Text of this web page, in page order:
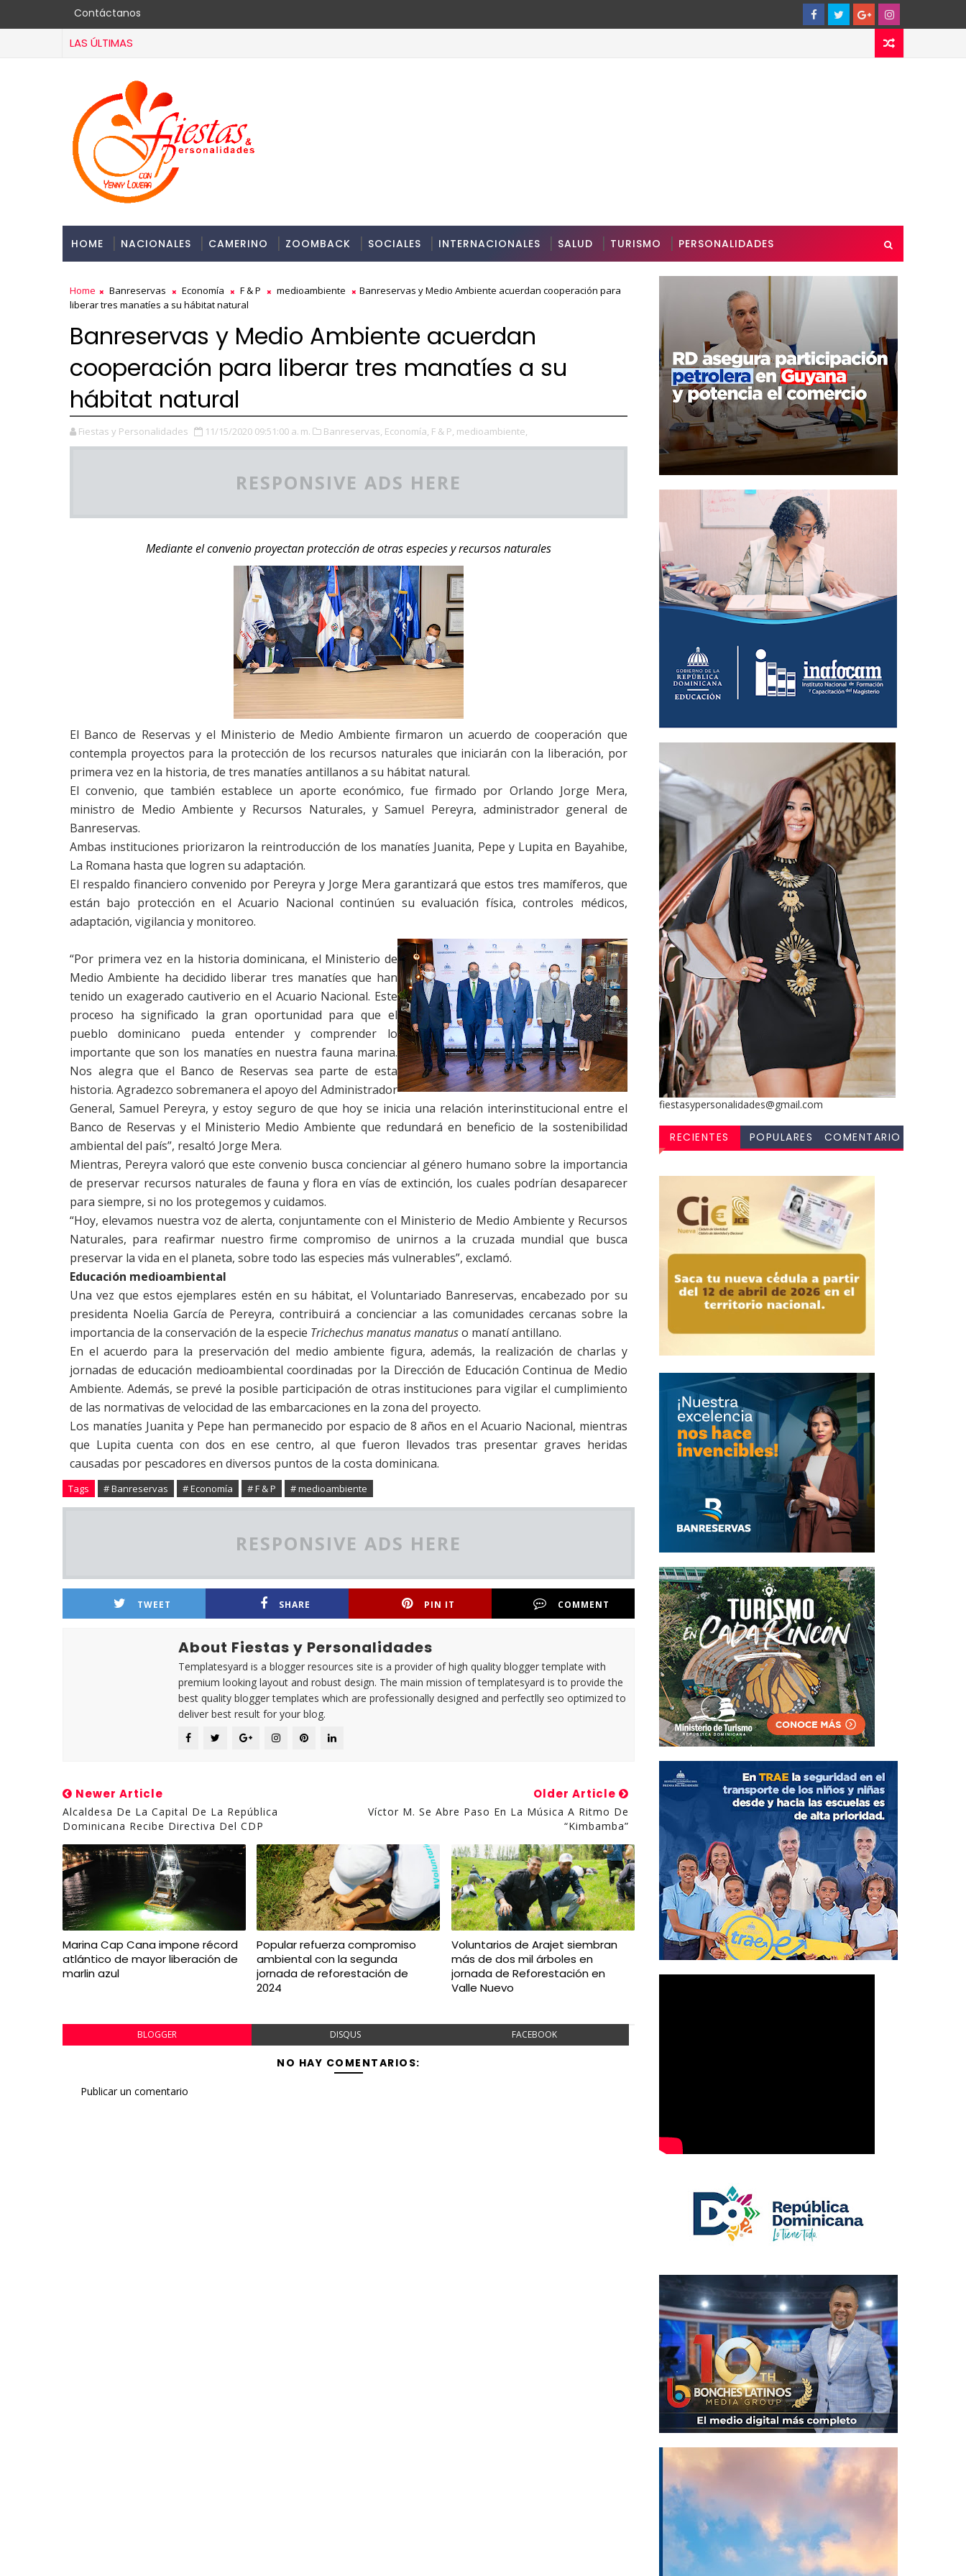
Contáctanos
LAS ÚLTIMAS
HOME NACIONALES CAMERINO ZOOMBACK SOCIALES INTERNACIONALES SALUD TURISMO PERSONALIDADES
Home Banreservas Economía F & P medioambiente
Banreservas y Medio Ambiente acuerdan cooperación para
liberar tres manatíes a su hábitat natural
Banreservas y Medio Ambiente acuerdan
cooperación para liberar tres manatíes a su
hábitat natural
Fiestas y Personalidades 11/15/2020 09:51:00 a. m. Banreservas, Economía, F & P, medioambiente,
RESPONSIVE ADS HERE
Mediante el convenio proyectan protección de otras especies y recursos naturales
El Banco de Reservas y el Ministerio de Medio Ambiente firmaron un acuerdo de cooperación que
contempla proyectos para la protección de los recursos naturales que iniciarán con la liberación, por
primera vez en la historia, de tres manatíes antillanos a su hábitat natural.
El convenio, que también establece un aporte económico, fue firmado por Orlando Jorge Mera,
ministro de Medio Ambiente y Recursos Naturales, y Samuel Pereyra, administrador general de
Banreservas.
Ambas instituciones priorizaron la reintroducción de los manatíes Juanita, Pepe y Lupita en Bayahibe,
La Romana hasta que logren su adaptación.
El respaldo financiero convenido por Pereyra y Jorge Mera garantizará que estos tres mamíferos, que
están bajo protección en el Acuario Nacional continúen su evaluación física, controles médicos,
adaptación, vigilancia y monitoreo.
“Por primera vez en la historia dominicana, el Ministerio de
Medio Ambiente ha decidido liberar tres manatíes que han
tenido un exagerado cautiverio en el Acuario Nacional. Este
proceso ha significado la gran oportunidad para que el
pueblo dominicano pueda entender y comprender lo
importante que son los manatíes en nuestra fauna marina.
Nos alegra que el Banco de Reservas sea parte de esta
historia. Agradezco sobremanera el apoyo del Administrador
General, Samuel Pereyra, y estoy seguro de que hoy se inicia una relación interinstitucional entre el
Banco de Reservas y el Ministerio Medio Ambiente que redundará en beneficio de la sostenibilidad
ambiental del país”, resaltó Jorge Mera.
Mientras, Pereyra valoró que este convenio busca concienciar al género humano sobre la importancia
de preservar recursos naturales de fauna y flora en vías de extinción, los cuales podrían desaparecer
para siempre, si no los protegemos y cuidamos.
“Hoy, elevamos nuestra voz de alerta, conjuntamente con el Ministerio de Medio Ambiente y Recursos
Naturales, para reafirmar nuestro firme compromiso de unirnos a la cruzada mundial que busca
preservar la vida en el planeta, sobre todo las especies más vulnerables”, exclamó.
Educación medioambiental
Una vez que estos ejemplares estén en su hábitat, el Voluntariado Banreservas, encabezado por su
presidenta Noelia García de Pereyra, contribuirá a concienciar a las comunidades cercanas sobre la
importancia de la conservación de la especie Trichechus manatus manatuso manatí antillano.
En el acuerdo para la preservación del medio ambiente figura, además, la realización de charlas y
jornadas de educación medioambiental coordinadas por la Dirección de Educación Continua de Medio
Ambiente. Además, se prevé la posible participación de otras instituciones para vigilar el cumplimiento
de las normativas de velocidad de las embarcaciones en la zona del proyecto.
Los manatíes Juanita y Pepe han permanecido por espacio de 8 años en el Acuario Nacional, mientras
que Lupita cuenta con dos en ese centro, al que fueron llevados tras presentar graves heridas
causadas por pescadores en diversos puntos de la costa dominicana.
Tags # Banreservas # Economía # F & P # medioambiente
RESPONSIVE ADS HERE
TWEET SHARE PIN IT COMMENT
About Fiestas y Personalidades
Templatesyard is a blogger resources site is a provider of high quality blogger template with
premium looking layout and robust design. The main mission of templatesyard is to provide the
best quality blogger templates which are professionally designed and perfectlly seo optimized to
deliver best result for your blog.
Newer Article
Alcaldesa De La Capital De La República
Dominicana Recibe Directiva Del CDP
Older Article
Víctor M. Se Abre Paso En La Música A Ritmo De
“Kimbamba”
Marina Cap Cana impone récord
atlántico de mayor liberación de
marlin azul
Popular refuerza compromiso
ambiental con la segunda
jornada de reforestación de
2024
Voluntarios de Arajet siembran
más de dos mil árboles en
jornada de Reforestación en
Valle Nuevo
BLOGGER DISQUS FACEBOOK
NO HAY COMENTARIOS:
Publicar un comentario
fiestasypersonalidades@gmail.com
RECIENTES POPULARES
COMENTARIO